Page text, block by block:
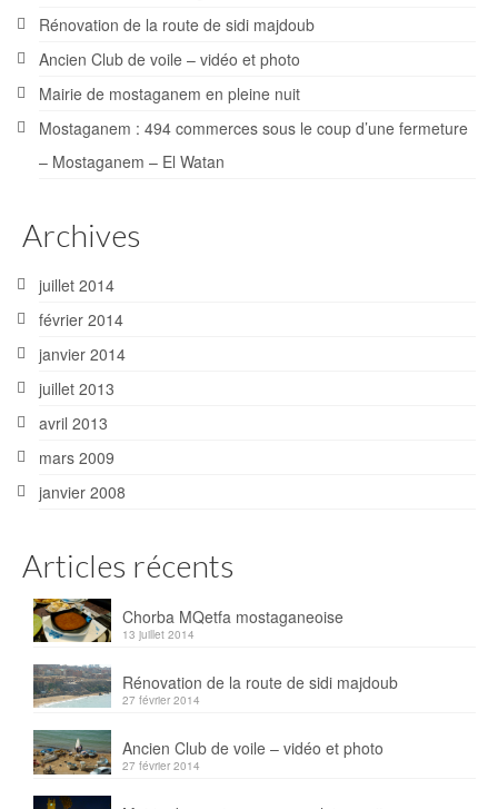
Rénovation de la route de sidi majdoub
Ancien Club de voile – vidéo et photo
Mairie de mostaganem en pleine nuit
Mostaganem : 494 commerces sous le coup d’une fermeture
– Mostaganem – El Watan
Archives
juillet 2014
février 2014
janvier 2014
juillet 2013
avril 2013
mars 2009
janvier 2008
Articles récents
Chorba MQetfa mostaganeoise
13 juillet 2014
Rénovation de la route de sidi majdoub
27 février 2014
Ancien Club de voile – vidéo et photo
27 février 2014